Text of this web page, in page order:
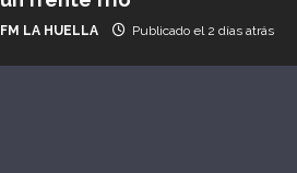
FM LA HUELLA Publicado el 2 días atrás